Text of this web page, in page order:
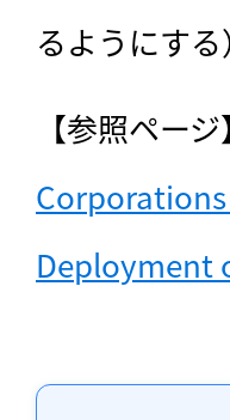
るようにする）
【参照ページ】
Deployment